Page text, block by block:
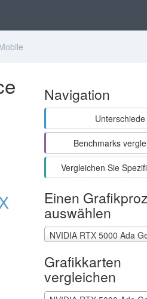
Navigation
Unterschiede
Benchmarks
Vergleichen Sie
Einen
auswählen
Grafikkarten
vergleichen